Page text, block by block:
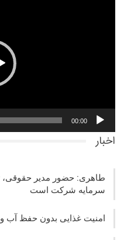
00:00
اخبار
طاهری: حضور مدیر حقوقی،
سرمایه شرکت‌ است
امنیت غذایی بدون حفظ